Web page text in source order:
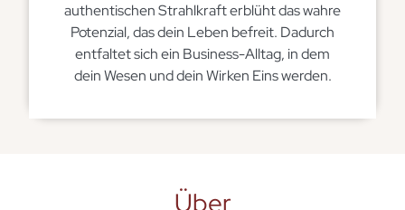
authentischen Strahlkraft erblüht das wahre
Potenzial, das dein Leben befreit. Dadurch
entfaltet sich ein Business-Alltag, in dem
dein Wesen und dein Wirken Eins werden.
Über